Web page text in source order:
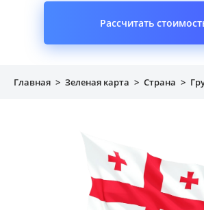
Рассчитать
Главная > Зеленая карта > Страна >